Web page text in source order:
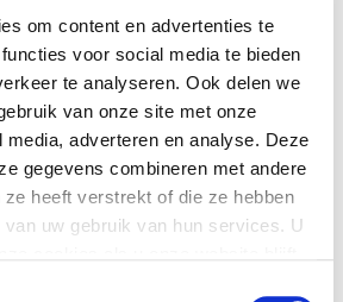
om content en advertenties te
voor social media te bieden
te analyseren. Ook delen we
van onze site met onze
adverteren en analyse. Deze
gegevens combineren met andere
ze heeft verstrekt of die ze hebben
uw gebruik van hun services. U
6 924 924 of